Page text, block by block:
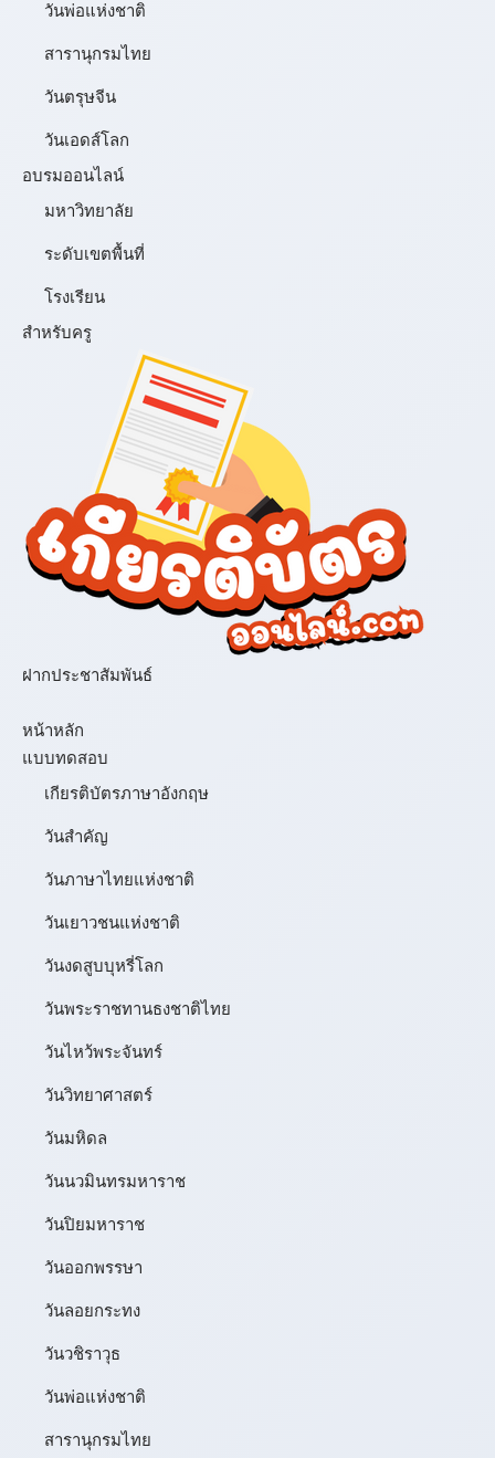
วันพ่อแห่งชาติ
สารานุกรมไทย
วันตรุษจีน
วันเอดส์โลก
อบรมออนไลน์
มหาวิทยาลัย
ระดับเขตพื้นที่
โรงเรียน
สำหรับครู
ฝากประชาสัมพันธ์
หน้าหลัก
แบบทดสอบ
เกียรติบัตรภาษาอังกฤษ
วันสำคัญ
วันภาษาไทยแห่งชาติ
วันเยาวชนแห่งชาติ
วันงดสูบบุหรี่โลก
วันพระราชทานธงชาติไทย
วันไหว้พระจันทร์​
วันวิทยาศาสตร์
วันมหิดล
วันนวมินทรมหาราช
วันปิยมหาราช
วันออกพรรษา
วันลอยกระทง
วันวชิราวุธ
วันพ่อแห่งชาติ
สารานุกรมไทย